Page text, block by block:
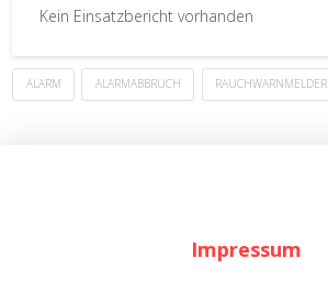
Kein Einsatzbericht vorhanden
ALARM ALARMABBRUCH RAUCHWARNMELDER
Impressum